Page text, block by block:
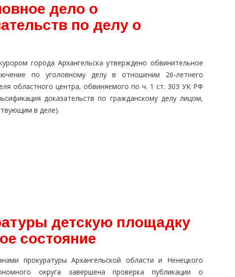
дело о
по делу о
города Архангельска утверждено обвинительное
по уголовному делу в отношении 26-летнего
областного центра, обвиняемого по ч. 1 ст. 303 УК РФ
доказательств по гражданскому делу лицом,
в деле).
детскую площадку
состояние
прокуратуры Архангельской области и Ненецкого
округа завершена проверка публикации о